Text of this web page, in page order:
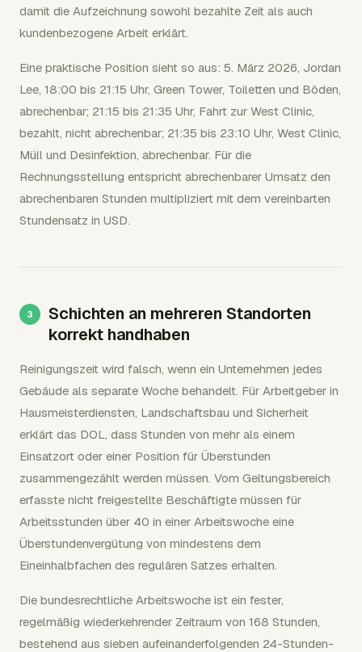
damit die Aufzeichnung sowohl bezahlte Zeit als auch
kundenbezogene Arbeit erklärt.
Eine praktische Position sieht so aus: 5. März 2026, Jordan
Lee, 18:00 bis 21:15 Uhr, Green Tower, Toiletten und Böden,
abrechenbar; 21:15 bis 21:35 Uhr, Fahrt zur West Clinic,
bezahlt, nicht abrechenbar; 21:35 bis 23:10 Uhr, West Clinic,
Müll und Desinfektion, abrechenbar. Für die
Rechnungsstellung entspricht abrechenbarer Umsatz den
abrechenbaren Stunden multipliziert mit dem vereinbarten
Stundensatz in USD.
Schichten an mehreren Standorten
korrekt handhaben
Reinigungszeit wird falsch, wenn ein Unternehmen jedes
Gebäude als separate Woche behandelt. Für Arbeitgeber in
Hausmeisterdiensten, Landschaftsbau und Sicherheit
erklärt das DOL, dass Stunden von mehr als einem
Einsatzort oder einer Position für Überstunden
zusammengezählt werden müssen. Vom Geltungsbereich
erfasste nicht freigestellte Beschäftigte müssen für
Arbeitsstunden über 40 in einer Arbeitswoche eine
Überstundenvergütung von mindestens dem
Eineinhalbfachen des regulären Satzes erhalten.
Die bundesrechtliche Arbeitswoche ist ein fester,
regelmäßig wiederkehrender Zeitraum von 168 Stunden,
bestehend aus sieben aufeinanderfolgenden 24-Stunden-